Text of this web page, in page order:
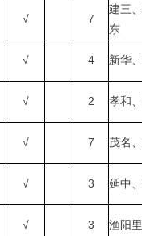
√ 7
建三
东
√ 4 新华
√ 2 孝和
√ 7 茂名
√ 3 延中
√ 3 渔阳